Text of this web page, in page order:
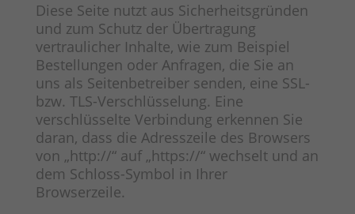
Diese Seite nutzt aus Sicherheitsgründen
und zum Schutz der Übertragung
vertraulicher Inhalte, wie zum Beispiel
Bestellungen oder Anfragen, die Sie an
uns als Seitenbetreiber senden, eine SSL-
bzw. TLS-Verschlüsselung. Eine
verschlüsselte Verbindung erkennen Sie
daran, dass die Adresszeile des Browsers
von „http://“ auf „https://“ wechselt und an
dem Schloss-Symbol in Ihrer
Browserzeile.